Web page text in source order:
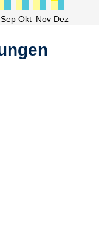
Sep Okt Nov Dez